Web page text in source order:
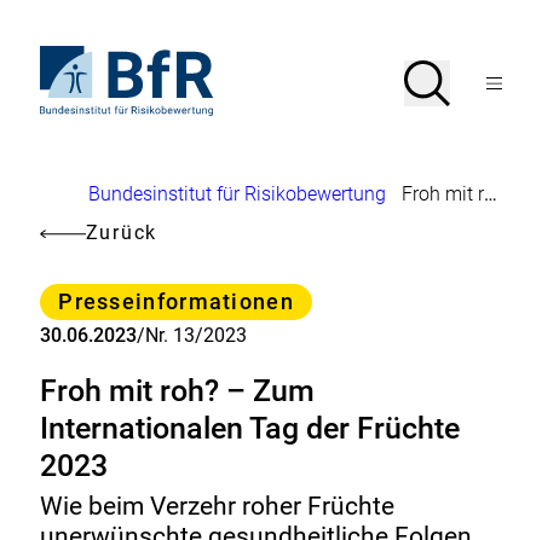
Seiteninhalt
springenStartseite
von
Suche
SucheMenü
Brotkrumennavigation
Bundesinstitut für Risikobewertung
Froh mit roh? – Zum Internationalen Tag der Früchte 2023
Zurück
Kategorie
Presseinformationen
30.06.2023/Nr. 13/2023
Froh mit roh? – Zum
Internationalen Tag der Früchte
2023
Wie beim Verzehr roher Früchte